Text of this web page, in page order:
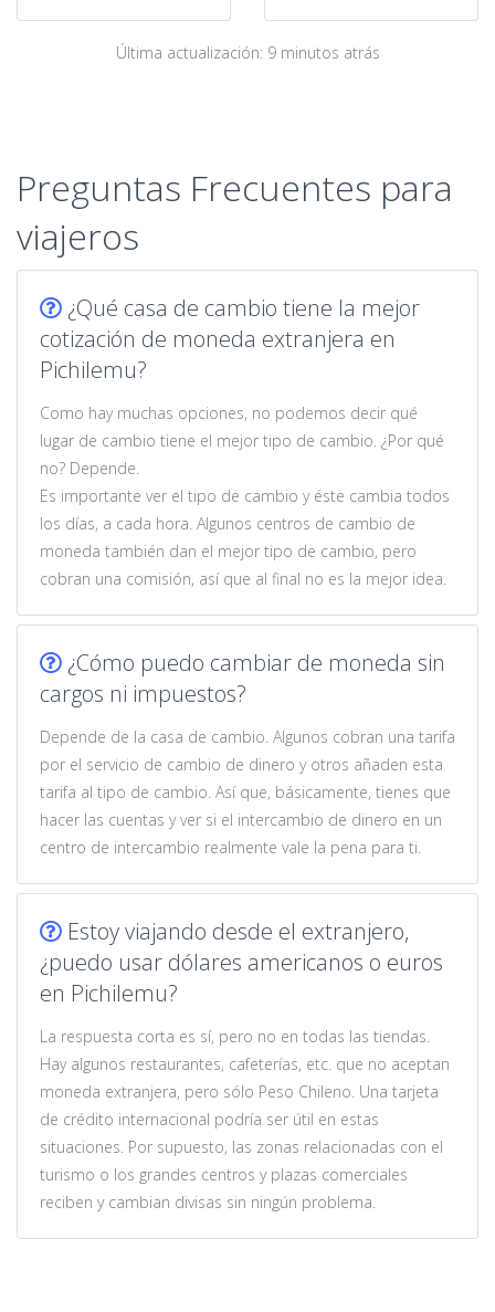
Última actualización: 9 minutos atrás
Preguntas Frecuentes para
viajeros
¿Qué casa de cambio tiene la mejor
cotización de moneda extranjera en
Pichilemu?
Como hay muchas opciones, no podemos decir qué
lugar de cambio tiene el mejor tipo de cambio. ¿Por qué
no? Depende.
Es importante ver el tipo de cambio y éste cambia todos
los días, a cada hora. Algunos centros de cambio de
moneda también dan el mejor tipo de cambio, pero
cobran una comisión, así que al final no es la mejor idea.
¿Cómo puedo cambiar de moneda sin
cargos ni impuestos?
Depende de la casa de cambio. Algunos cobran una tarifa
por el servicio de cambio de dinero y otros añaden esta
tarifa al tipo de cambio. Así que, básicamente, tienes que
hacer las cuentas y ver si el intercambio de dinero en un
centro de intercambio realmente vale la pena para ti.
Estoy viajando desde el extranjero,
¿puedo usar dólares americanos o euros
en Pichilemu?
La respuesta corta es sí, pero no en todas las tiendas.
Hay algunos restaurantes, cafeterías, etc. que no aceptan
moneda extranjera, pero sólo Peso Chileno. Una tarjeta
de crédito internacional podría ser útil en estas
situaciones. Por supuesto, las zonas relacionadas con el
turismo o los grandes centros y plazas comerciales
reciben y cambian divisas sin ningún problema.